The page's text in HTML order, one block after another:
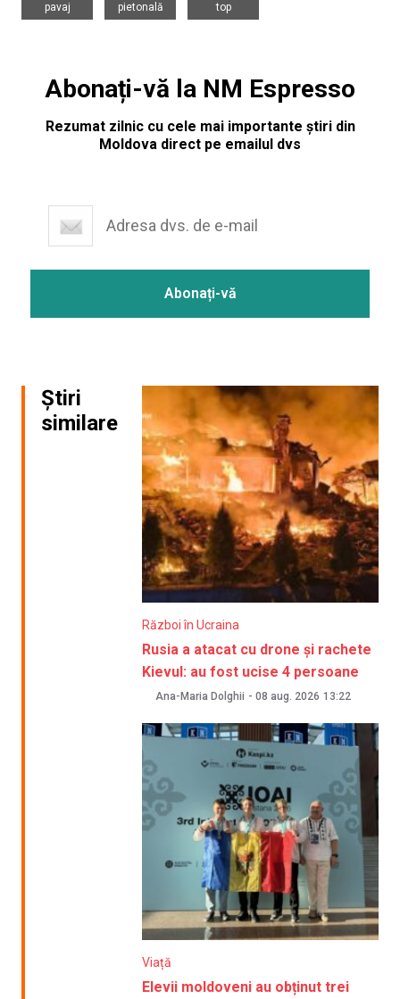
pavaj
pietonală
top
Abonați-vă la NM Espresso
Rezumat zilnic cu cele mai importante știri din
Moldova direct pe emailul dvs
Știri
similare
Război în Ucraina
Rusia a atacat cu drone și rachete
Kievul: au fost ucise 4 persoane
Ana-Maria Dolghii - 08 aug. 2026 13:22
Viață
Elevii moldoveni au obținut trei